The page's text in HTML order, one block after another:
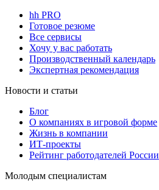
hh PRO
Готовое резюме
Все сервисы
Хочу у вас работать
Производственный календарь
Экспертная рекомендация
Новости и статьи
Блог
О компаниях в игровой форме
Жизнь в компании
ИТ-проекты
Рейтинг работодателей России
Молодым специалистам